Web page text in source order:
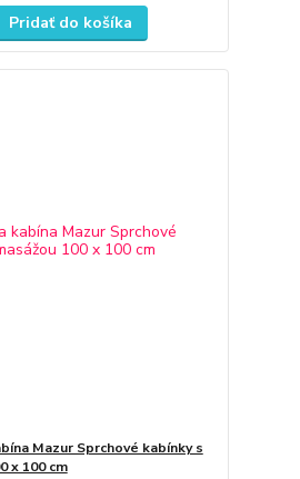
Pridať do košíka
Mazur Sprchové kabínky s
x 100 cm